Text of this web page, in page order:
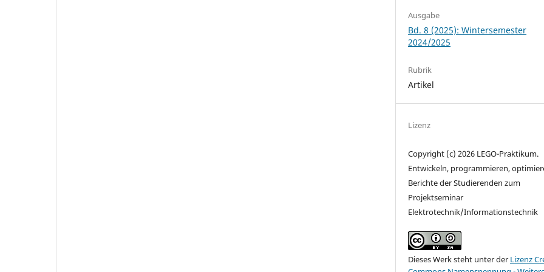
Ausgabe
Bd. 8 (2025): Wintersemester
2024/2025
Rubrik
Artikel
Lizenz
Copyright (c) 2026 LEGO-Praktikum.
Entwickeln, programmieren,
Berichte der Studierenden zum
Projektseminar
Elektrotechnik/Informationstechnik
Dieses Werk steht unter der Lizenz